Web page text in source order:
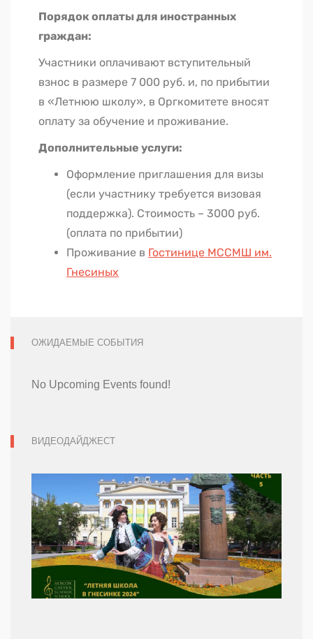
Порядок оплаты для иностранных
граждан:
Участники оплачивают вступительный
взнос в размере 7 000 руб. и, по прибытии
в «Летнюю школу», в Оргкомитете вносят
оплату за обучение и проживание.
Дополнительные услуги:
Оформление приглашения для визы
(если участнику требуется визовая
поддержка). Стоимость – 3000 руб.
(оплата по прибытии)
Проживание в Гостинице МССМШ им.
Гнесиных
ОЖИДАЕМЫЕ СОБЫТИЯ
No Upcoming Events found!
ВИДЕОДАЙДЖЕСТ